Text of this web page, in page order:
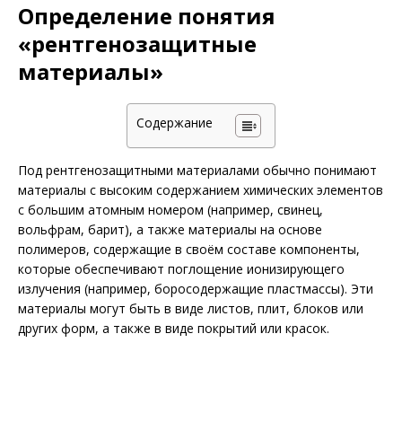
Определение понятия
«рентгенозащитные
материалы»
Содержание
Под рентгенозащитными материалами обычно понимают
материалы с высоким содержанием химических элементов
с большим атомным номером (например, свинец,
вольфрам, барит), а также материалы на основе
полимеров, содержащие в своём составе компоненты,
которые обеспечивают поглощение ионизирующего
излучения (например, боросодержащие пластмассы). Эти
материалы могут быть в виде листов, плит, блоков или
других форм, а также в виде покрытий или красок.